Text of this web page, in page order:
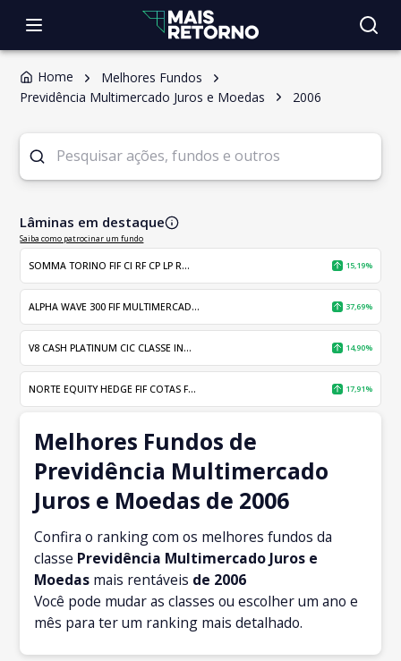
Home
Melhores Fundos
Previdência Multimercado Juros e Moedas
2006
Lâminas em destaque
Saiba como patrocinar um fundo
SOMMA TORINO FIF CI RF CP LP R... 15,19%
ALPHA WAVE 300 FIF MULTIMERCAD... 37,69%
V8 CASH PLATINUM CIC CLASSE IN... 14,90%
NORTE EQUITY HEDGE FIF COTAS F... 17,91%
Melhores Fundos de
Previdência Multimercado
Juros e Moedas de 2006
Confira o ranking com os melhores fundos da
classe Previdência Multimercado Juros e
Moedas mais rentáveis de 2006
Você pode mudar as classes ou escolher um ano e
mês para ter um ranking mais detalhado.